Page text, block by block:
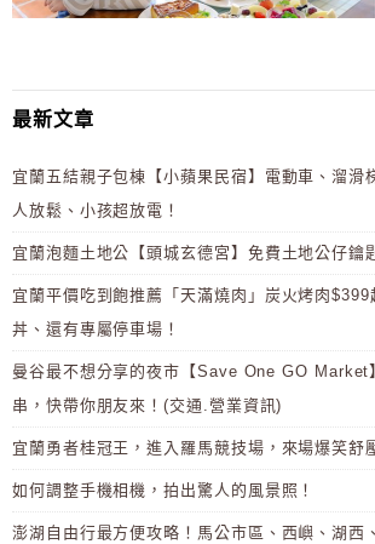
最新文章
宜蘭五結親子包棟【小蘋果民宿】電動車、溜滑
人放鬆、小孩超放電！
宜蘭泡麵土地公【頭城玄德宮】免費土地公仔鑰
宜蘭平價吃到飽推薦「天滿燒肉」炭火烤肉
丼、還有專屬停車場！
曼谷最不想分享的夜市【Save One GO Market
串，快帶你朋友來！(交通.營業資訊)
宜蘭勇者桂冠王，進入羅馬競技場，來場爆笑舒
如何調整手機相機，拍出驚人的風景照！
澎湖自由行最方便攻略！馬公市區、西嶼、湖西